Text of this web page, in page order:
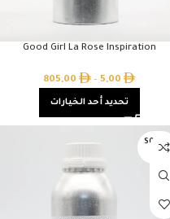
Good Girl La Rose Inspiration
5,00
–
805,00
تحديد أحد الخيارات
SOLD O
UT